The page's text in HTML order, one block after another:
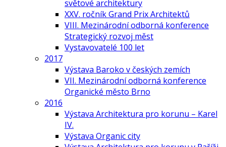
světové architektury
XXV. ročník Grand Prix Architektů
VIII. Mezinárodní odborná konference
Strategický rozvoj měst
Vystavovatelé 100 let
2017
Výstava Baroko v českých zemích
VII. Mezinárodní odborná konference
Organické město Brno
2016
Výstava Architektura pro korunu – Karel
IV.
Výstava Organic city